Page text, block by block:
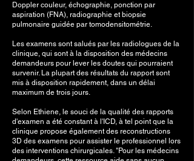
Doppler couleur, échographie, ponction par
aspiration (FNA), radiographie et biopsie
pulmonaire guidée par tomodensitométrie.
Les examens sont salués par les radiologues de la
clinique, qui sont à la disposition des médecins
demandeurs pour lever les doutes qui pourraient
survenir. La plupart des résultats du rapport sont
mis à disposition rapidement, dans un délai
maximum de trois jours.
Selon Ethiene, le souci de la qualité des rapports
d'examen a été constant à l'ICD, à tel point que la
clinique propose également des reconstructions
3D des examens pour assister le professionnel lors
des interventions chirurgicales. "Pour les médecins